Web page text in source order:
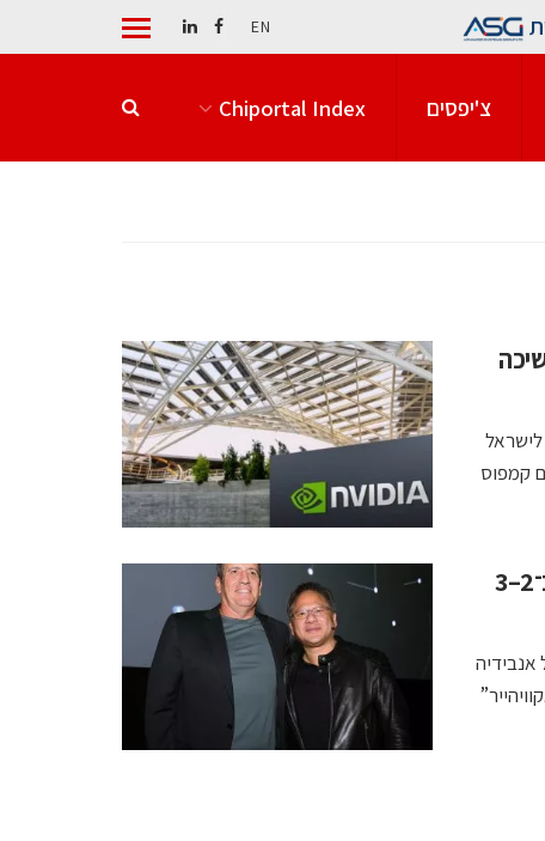
EN
צ'יפסים Chiportal Index
ממשיכה
לישראל
קמפוס
דיווח: אנבידיה במגעים מתקדמים לרכישת AI21 בכ־2–3